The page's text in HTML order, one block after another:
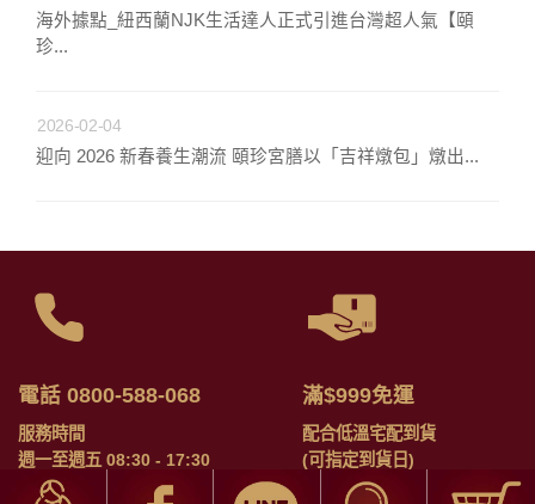
海外據點_紐西蘭NJK生活達人正式引進台灣超人氣【頤
珍...
2026-02-04
迎向 2026 新春養生潮流 頤珍宮膳以「吉祥燉包」燉出...
電話 0800-588-068
服務時間
週一至週五 08:30 - 17:30
滿$999免運
配合低溫宅配到貨
(可指定到貨日)